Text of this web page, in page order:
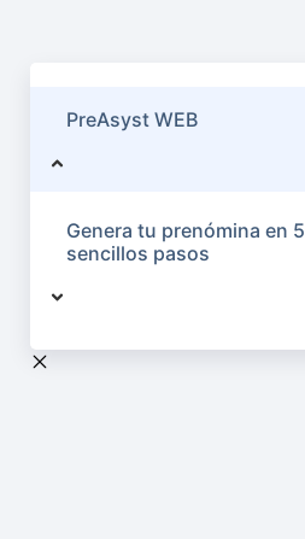
PreAsyst WEB
Genera tu prenómina en 5
sencillos pasos